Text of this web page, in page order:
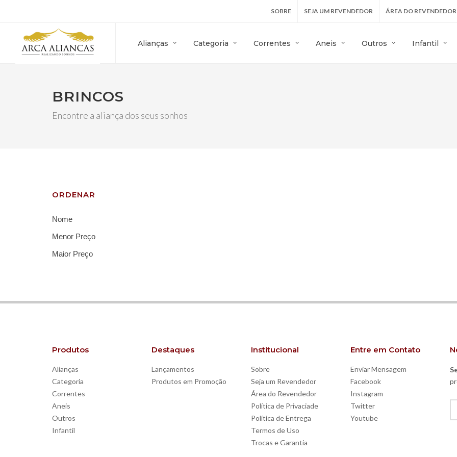
SOBRE SEJA UM REVENDEDOR ÁREA DO REVENDEDOR
Alianças Categoria Correntes Aneis Outros Infantil
BRINCOS
Encontre a aliança dos seus sonhos
ORDENAR
Nome
Menor Preço
Maior Preço
Produtos
Alianças
Categoria
Correntes
Aneis
Outros
Infantil
Destaques
Lançamentos
Produtos em Promoção
Institucional
Sobre
Seja um Revendedor
Área do Revendedor
Política de Privaciade
Política de Entrega
Termos de Uso
Trocas e Garantia
Entre em Contato
Enviar Mensagem
Facebook
Instagram
Twitter
Youtube